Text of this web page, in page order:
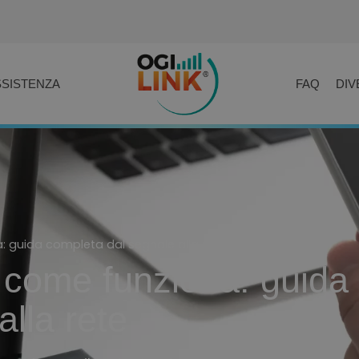
FAQ
guida completa dal segnale alla rete
funziona:
rete